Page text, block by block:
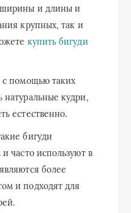
ширины и длины и
крупных, так и
купить бигуди
с помощью таких
натуральные кудри,
естественно.
бигуди
часто используют в
более
и подходят для